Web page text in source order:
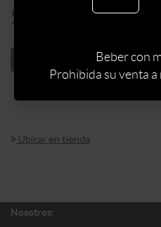
$
AÑADIR
Ubicar en tienda
Nosotros:
Beber con
Prohibida su venta